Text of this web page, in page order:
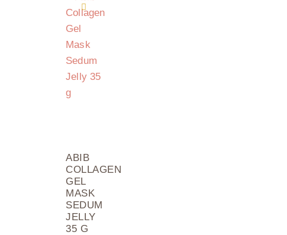
ABIB
COLLAGEN
GEL
MASK
SEDUM
JELLY
35 G